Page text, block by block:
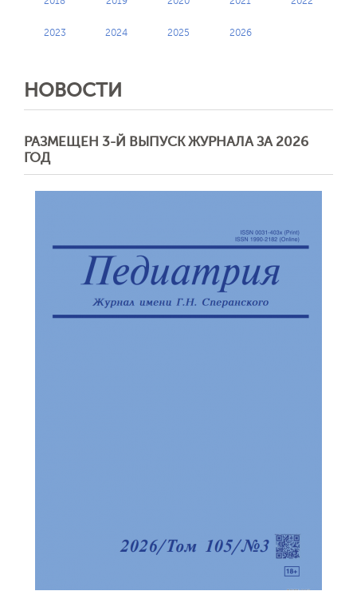
2023 2024 2025 2026
НОВОСТИ
РАЗМЕЩЕН 3-Й ВЫПУСК ЖУРНАЛА ЗА 2026
ГОД